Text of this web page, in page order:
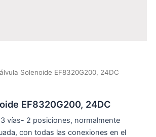
Solenoide EF8320G200, 24DC
EF8320G200, 24DC
vías- 2 posiciones, normalmente
con todas las conexiones en el